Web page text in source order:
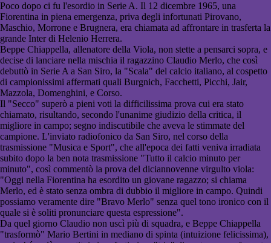
Poco dopo ci fu l'esordio in Serie A. Il 12 dicembre 1965, una
Fiorentina in piena emergenza, priva degli infortunati Pirovano,
Maschio, Morrone e Brugnera, era chiamata ad affrontare in trasferta la
grande Inter di Helenio Herrera.
Beppe Chiappella, allenatore della Viola, non stette a pensarci sopra, e
decise di lanciare nella mischia il ragazzino Claudio Merlo, che così
debuttò in Serie A a San Siro, la "Scala" del calcio italiano, al cospetto
di campionissimi affermati quali Burgnich, Facchetti, Picchi, Jair,
Mazzola, Domenghini, e Corso.
Il "Secco" superò a pieni voti la difficilissima prova cui era stato
chiamato, risultando, secondo l'unanime giudizio della critica, il
migliore in campo; segno indiscutibile che aveva le stimmate del
campione. L'inviato radiofonico da San Siro, nel corso della
trasmissione "Musica e Sport", che all'epoca dei fatti veniva irradiata
subito dopo la ben nota trasmissione "Tutto il calcio minuto per
minuto", così commentò la prova del diciannovenne virgulto viola:
"Oggi nella Fiorentina ha esordito un giovane ragazzo; si chiama
Merlo, ed è stato senza ombra di dubbio il migliore in campo. Quindi
possiamo veramente dire "Bravo Merlo" senza quel tono ironico con il
quale si è soliti pronunciare questa espressione".
Da quel giorno Claudio non uscì più di squadra, e Beppe Chiappella
"trasformò" Mario Bertini in mediano di spinta (intuizione felicissima),